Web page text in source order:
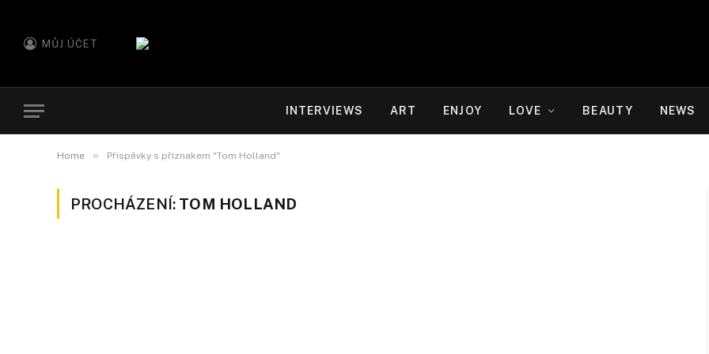
MŮJ ÚČET
INTERVIEWS ART ENJOY LOVE BEAUTY NEWS
Home » Příspěvky s příznakem "Tom Holland"
PROCHÁZENÍ: TOM HOLLAND